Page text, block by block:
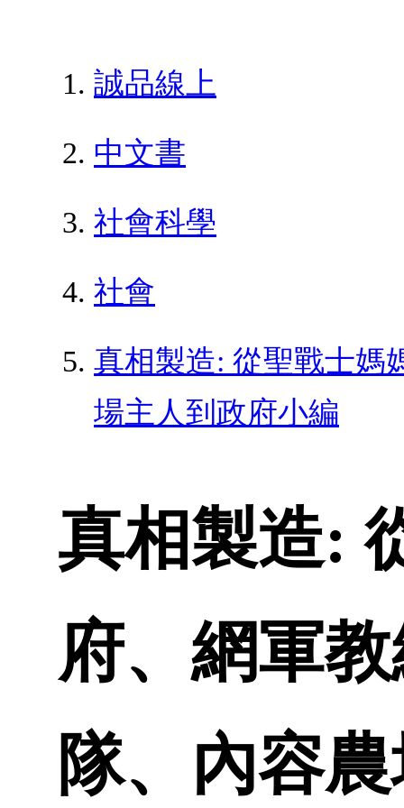
誠品線上
中文書
社會科學
社會
真相製造: 從聖戰士媽
場主人到政府小編
真相製造:
府、網軍
隊、內容